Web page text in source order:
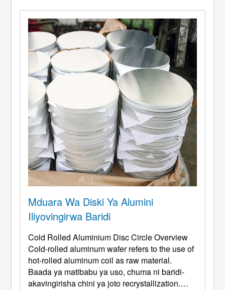
hali ya juu ...
Mduara Wa Diski Ya Alumini
Iliyovingirwa Baridi
Cold Rolled Aluminium Disc Circle Overview
Cold-rolled aluminum wafer refers to the use of
hot-rolled aluminum coil as raw material.
Baada ya matibabu ya uso, chuma ni baridi-
akavingirisha chini ya joto recrystallization.